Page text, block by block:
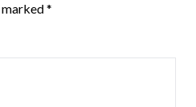
marked*